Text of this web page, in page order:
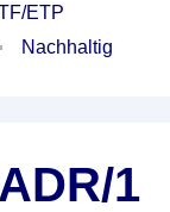
ETP
Nachhaltig
1